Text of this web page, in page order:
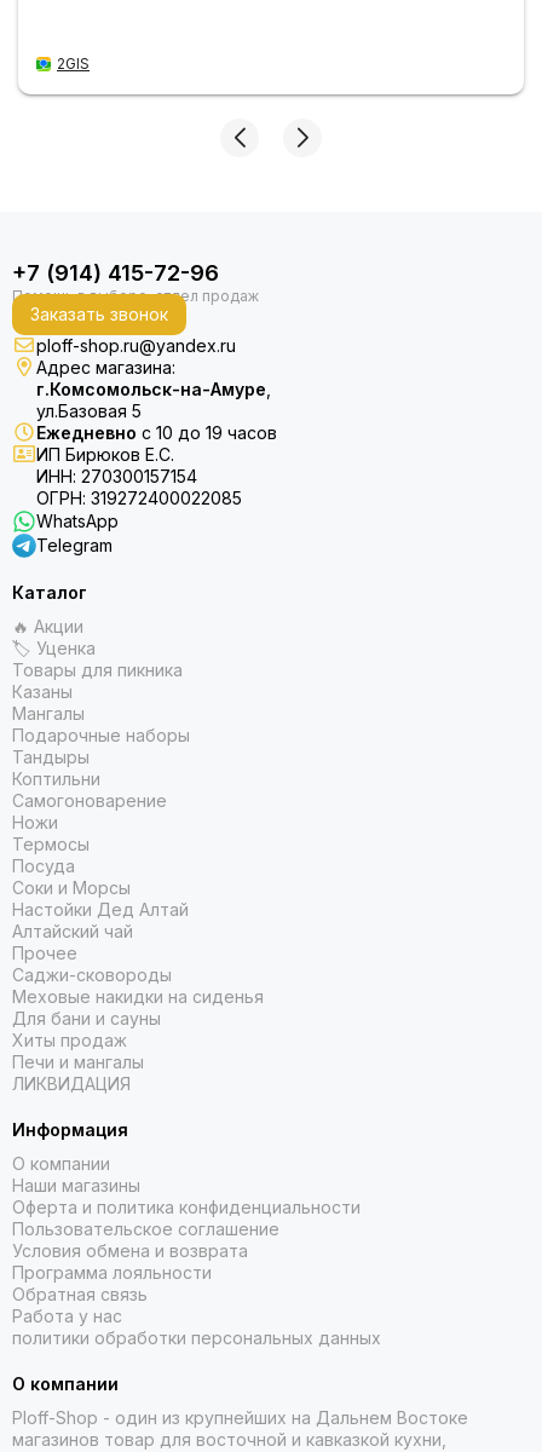
2GIS
+7 (914) 415-72-96
Заказать звонок
ploff-shop.ru@yandex.ru
Адрес магазина:
г.Комсомольск-на-Амуре
ул.Базовая 5
Ежедневно с 10 до 19 часов
ИП Бирюков Е.С.
ИНН: 270300157154
ОГРН: 319272400022085
WhatsApp
Telegram
Каталог
🔥 Акции
🏷 Уценка
Товары для пикника
Казаны
Мангалы
Подарочные наборы
Тандыры
Коптильни
Самогоноварение
Ножи
Термосы
Посуда
Соки и Морсы
Настойки Дед Алтай
Алтайский чай
Прочее
Саджи-сковороды
Меховые накидки на сиденья
Для бани и сауны
Хиты продаж
Печи и мангалы
ЛИКВИДАЦИЯ
Информация
О компании
Наши магазины
Оферта и политика конфиденциальности
Пользовательское соглашение
Условия обмена и возврата
Программа лояльности
Обратная связь
Работа у нас
политики обработки персональных данных
О компании
Ploff-Shop - один из крупнейших на Дальнем Востоке
магазинов товар для восточной и кавказкой кухни,